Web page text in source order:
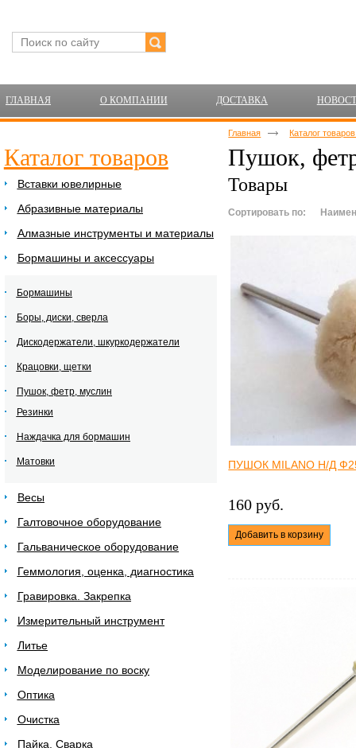
ГЛАВНАЯ О КОМПАНИИ ДОСТАВКА
Каталог товаров
Вставки ювелирные
Абразивные материалы
Алмазные инструменты и материалы
Бормашины и аксессуары
Бормашины
Боры, диски, сверла
Дискодержатели, шкуркодержатели
Крацовки, щетки
Пушок, фетр, муслин
Резинки
Наждачка для бормашин
Матовки
Весы
Галтовочное оборудование
Гальваническое оборудование
Геммология, оценка, диагностика
Гравировка. Закрепка
Измерительный инструмент
Литье
Моделирование по воску
Оптика
Очистка
Пайка. Сварка
Главная Каталог
Пушок,
Товары
Сортировать по:
ПУШОК MILANO Н/Д
160 руб.
Добавить в корзину